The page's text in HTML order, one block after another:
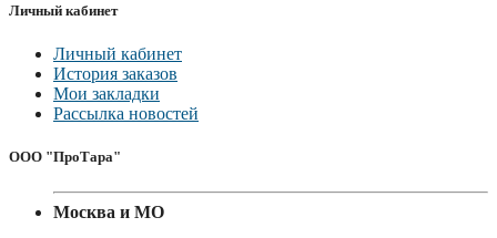
Личный кабинет
Личный кабинет
История заказов
Мои закладки
Рассылка новостей
ООО "ПроТара"
Москва и МО